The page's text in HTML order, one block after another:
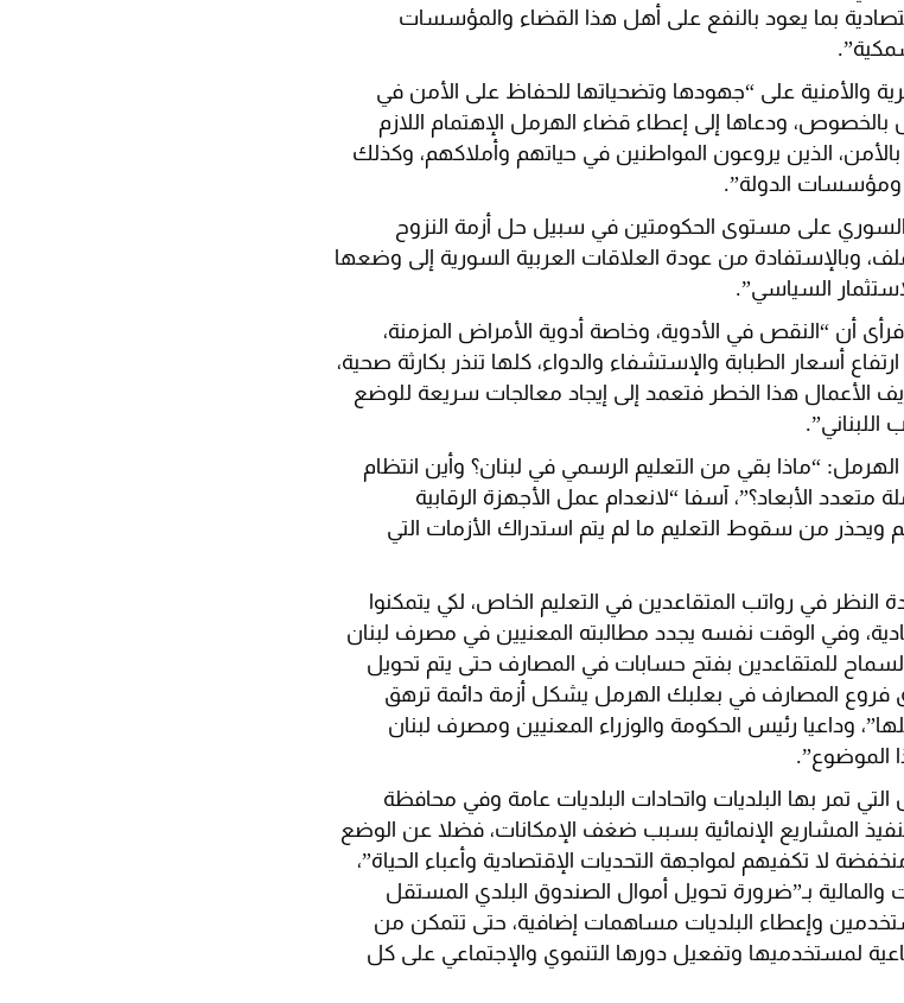
بما يعود بالنفع على أهل هذا القضاء والمؤسسات
والأمنية على “جهودها وتضحياتها للحفاظ على الأمن في
ودعاها إلى إعطاء قضاء الهرمل الإهتمام اللازم
الذين يروعون المواطنين في حياتهم وأملاكهم، وكذلك
ومؤسسات الدولة”.
السوري على مستوى الحكومتين في سبيل حل أزمة النزوح
وبالإستفادة من عودة العلاقات العربية السورية إلى وضعها
السياسي”.
أن “النقص في الأدوية، وخاصة أدوية الأمراض المزمنة،
أسعار الطبابة والإستشفاء والدواء، كلها تنذر بكارثة صحية،
الأعمال هذا الخطر فتعمد إلى إيجاد معالجات سريعة للوضع
“ماذا بقي من التعليم الرسمي في لبنان؟ وأين انتظام
متعدد الأبعاد؟”، آسفا “لانعدام عمل الأجهزة الرقابية
ويحذر من سقوط التعليم ما لم يتم استدراك الأزمات التي
النظر في رواتب المتقاعدين في التعليم الخاص، لكي يتمكنوا
وفي الوقت نفسه يجدد مطالبته المعنيين في مصرف لبنان
للمتقاعدين بفتح حسابات في المصارف حتى يتم تحويل
فروع المصارف في بعلبك الهرمل يشكل أزمة دائمة ترهق
وداعيا رئيس الحكومة والوزراء المعنيين ومصرف لبنان
الموضوع”.
تمر بها البلديات واتحادات البلديات عامة وفي محافظة
المشاريع الإنمائية بسبب ضغف الإمكانات، فضلا عن الوضع
لا تكفيهم لمواجهة التحديات الإقتصادية وأعباء الحياة”،
والمالية بـ”ضرورة تحويل أموال الصندوق البلدي المستقل
وإعطاء البلديات مساهمات إضافية، حتى تتمكن من
لمستخدميها وتفعيل دورها التنموي والإجتماعي على كل